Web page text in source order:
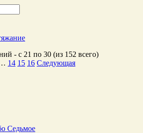
- с 21 по 30 (из 152 всего)
14 15 16 Следующая
Седьмое